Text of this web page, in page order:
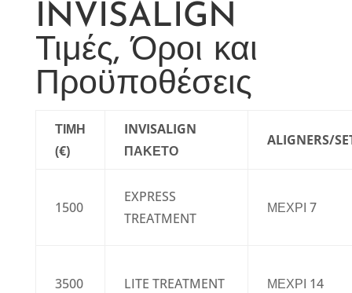
INVISALIGN
Τιμές, Όροι και
Προϋποθέσεις
ΤΙΜΗ
(€)
INVISALIGN
ΠΑΚΕΤΟ
ALIGNERS/
1500
EXPRESS
TREATMENT
ΜΕΧΡΙ 7
3500 LITE TREATMENT ΜΕΧΡΙ 14